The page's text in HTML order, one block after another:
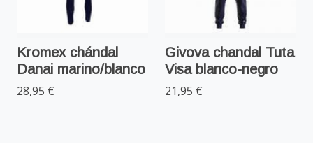
Kromex chándal
Danai marino/blanco
28,95 €
Givova chandal Tuta
Visa blanco-negro
21,95 €